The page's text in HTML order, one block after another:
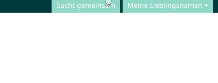
Sucht gemeinsam Meine Lieblingsnamen